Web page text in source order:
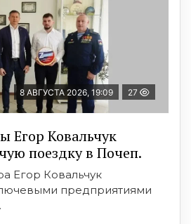
8 АВГУСТА 2026, 19:09 27
Егор Ковальчук
поездку в Почеп.
Егор Ковальчук
предприятиями